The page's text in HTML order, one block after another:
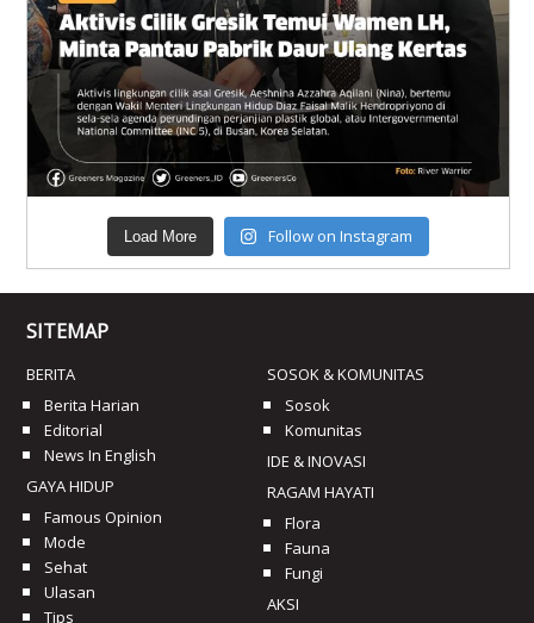
Load More Follow on Instagram
SITEMAP
BERITA
Berita Harian
Editorial
News In English
GAYA HIDUP
Famous Opinion
Mode
Sehat
Ulasan
Tips
SOSOK & KOMUNITAS
Sosok
Komunitas
IDE & INOVASI
RAGAM HAYATI
Flora
Fauna
Fungi
AKSI